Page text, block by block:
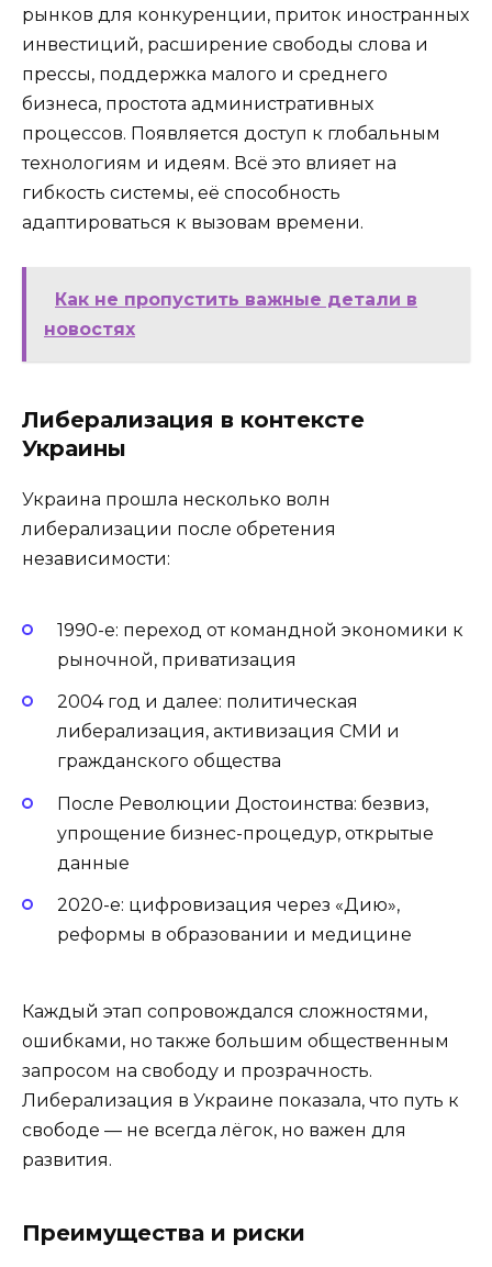
рынков для конкуренции, приток иностранных
инвестиций, расширение свободы слова и
прессы, поддержка малого и среднего
бизнеса, простота административных
процессов. Появляется доступ к глобальным
технологиям и идеям. Всё это влияет на
гибкость системы, её способность
адаптироваться к вызовам времени.
Как не пропустить важные детали в
новостях
Либерализация в контексте
Украины
Украина прошла несколько волн
либерализации после обретения
независимости:
1990-е: переход от командной экономики к
рыночной, приватизация
2004 год и далее: политическая
либерализация, активизация СМИ и
гражданского общества
После Революции Достоинства: безвиз,
упрощение бизнес-процедур, открытые
данные
2020-е: цифровизация через «Дию»,
реформы в образовании и медицине
Каждый этап сопровождался сложностями,
ошибками, но также большим общественным
запросом на свободу и прозрачность.
Либерализация в Украине показала, что путь к
свободе — не всегда лёгок, но важен для
развития.
Преимущества и риски